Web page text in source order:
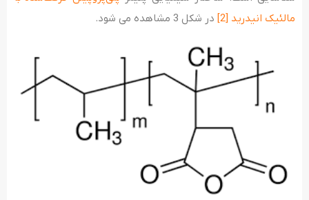
مالئیک انیدرید [2] در شکل 3 مشاهده می­ شود.